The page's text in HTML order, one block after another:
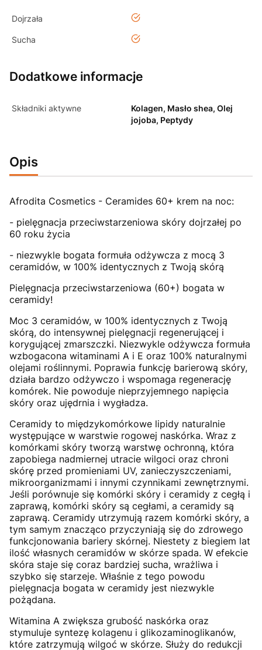
Dojrzała tak
Sucha tak
Dodatkowe informacje
Składniki aktywne
Kolagen, Masło shea, Olej
jojoba, Peptydy
Opis
Afrodita Cosmetics - Ceramides 60+ krem na noc:
- pielęgnacja przeciwstarzeniowa skóry dojrzałej po
60 roku życia
- niezwykle bogata formuła odżywcza z mocą 3
ceramidów, w 100% identycznych z Twoją skórą
Pielęgnacja przeciwstarzeniowa (60+) bogata w
ceramidy!
Moc 3 ceramidów, w 100% identycznych z Twoją
skórą, do intensywnej pielęgnacji regenerującej i
korygującej zmarszczki. Niezwykle odżywcza formuła
wzbogacona witaminami A i E oraz 100% naturalnymi
olejami roślinnymi. Poprawia funkcję barierową skóry,
działa bardzo odżywczo i wspomaga regenerację
komórek. Nie powoduje nieprzyjemnego napięcia
skóry oraz ujędrnia i wygładza.
Ceramidy to międzykomórkowe lipidy naturalnie
występujące w warstwie rogowej naskórka. Wraz z
komórkami skóry tworzą warstwę ochronną, która
zapobiega nadmiernej utracie wilgoci oraz chroni
skórę przed promieniami UV, zanieczyszczeniami,
mikroorganizmami i innymi czynnikami zewnętrznymi.
Jeśli porównuje się komórki skóry i ceramidy z cegłą i
zaprawą, komórki skóry są cegłami, a ceramidy są
zaprawą. Ceramidy utrzymują razem komórki skóry, a
tym samym znacząco przyczyniają się do zdrowego
funkcjonowania bariery skórnej. Niestety z biegiem lat
ilość własnych ceramidów w skórze spada. W efekcie
skóra staje się coraz bardziej sucha, wrażliwa i
szybko się starzeje. Właśnie z tego powodu
pielęgnacja bogata w ceramidy jest niezwykle
pożądana.
Witamina A zwiększa grubość naskórka oraz
stymuluje syntezę kolagenu i glikozaminoglikanów,
które zatrzymują wilgoć w skórze. Służy do redukcji